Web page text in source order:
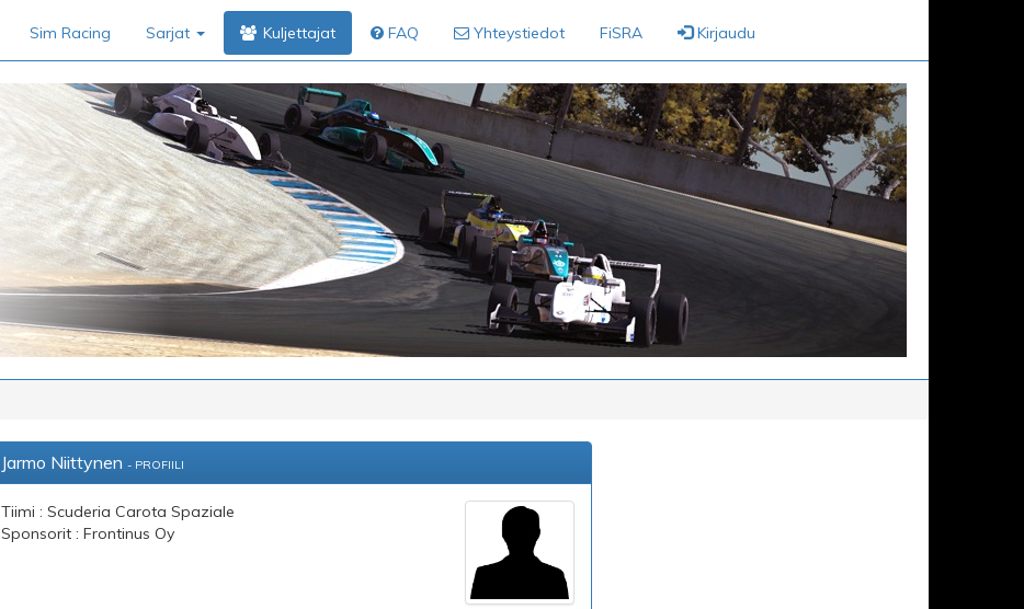
Sim Racing Sarjat Kuljettajat FAQ Yhteystiedot FiSRA Kirjaudu
Jarmo Niittynen - PROFIILI
Tiimi : Scuderia Carota Spaziale
Sponsorit : Frontinus Oy